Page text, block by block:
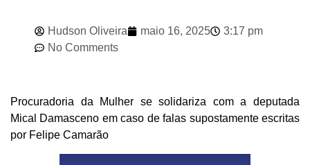
Hudson Oliveira maio 16, 2025
3:17 pm
No Comments
Procuradoria da Mulher se solidariza com a deputada
Mical Damasceno em caso de falas supostamente escritas
por Felipe Camarão